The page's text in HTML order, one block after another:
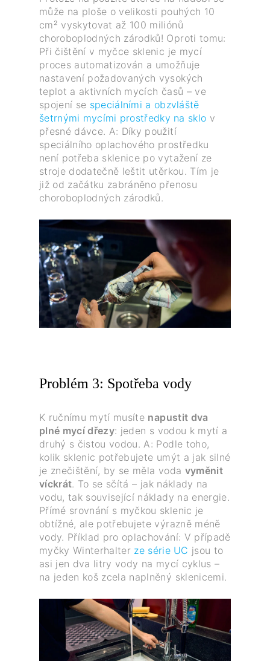
může na ploše o velikosti pouhých 10
cm² vyskytovat až 100 miliónů
choroboplodných zárodků! Oproti tomu:
Při čištění v myčce sklenic je mycí
proces automatizován a umožňuje
nastavení požadovaných vysokých
teplot a aktivních mycích časů – ve
spojení se speciálními a obzvláště
šetrnými mycími prostředky na sklo v
přesné dávce. A: Díky použití
speciálního oplachového prostředku
není potřeba sklenice po vytažení ze
stroje dodatečně leštit utěrkou. Tím je
již od začátku zabráněno přenosu
choroboplodných zárodků.
Problém 3: Spotřeba vody
K ručnímu mytí musíte napustit dva
plné mycí dřezy: jeden s vodou k mytí a
druhý s čistou vodou. A: Podle toho,
kolik sklenic potřebujete umýt a jak silné
je znečištění, by se měla voda vyměnit
víckrát. To se sčítá – jak náklady na
vodu, tak související náklady na energie.
Přímé srovnání s myčkou sklenic je
obtížné, ale potřebujete výrazně méně
vody. Příklad pro oplachování: V případě
myčky Winterhalter ze série UC jsou to
asi jen dva litry vody na mycí cyklus –
na jeden koš zcela naplněný sklenicemi.